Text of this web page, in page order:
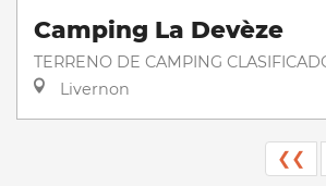
Camping La Devèze
TERRENO DE CAMPING
Livernon
❮❮